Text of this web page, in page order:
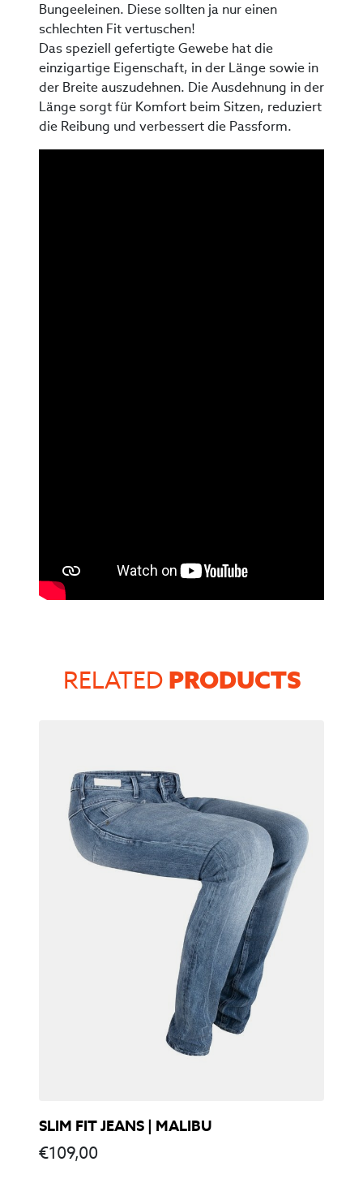
Bungeeleinen. Diese sollten ja nur einen
schlechten Fit vertuschen!
Das speziell gefertigte Gewebe hat die
einzigartige Eigenschaft, in der Länge sowie in
der Breite auszudehnen. Die Ausdehnung in der
Länge sorgt für Komfort beim Sitzen, reduziert
die Reibung und verbessert die Passform.
RELATED PRODUCTS
SLIM FIT JEANS | MALIBU
€109,00